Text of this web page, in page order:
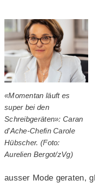
«Momentan läuft es
super bei den
Schreibgeräten»: Caran
d'Ache-Chefin Carole
Hübscher. (Foto:
Aurelien Bergot/zVg)
ausser Mode geraten,